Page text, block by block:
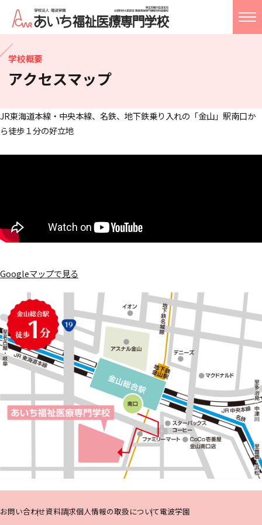
学科案内
入試情報
校友会
Language
訪問者別 メニュー
資料請求 はこちら
学校概要
アクセスマップ
JR東海道本線・中央本線、名鉄、地下鉄乗り入れの「金山」駅南口か
ら徒歩１分の好立地
Googleマップで見る
お問い合わせ資料請求個人情報の取扱について電波学園